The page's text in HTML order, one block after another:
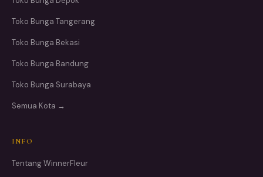
Toko Bunga Tangerang
Toko Bunga Bekasi
Toko Bunga Bandung
Toko Bunga Surabaya
Semua Kota →
INFO
Tentang WinnerFleur